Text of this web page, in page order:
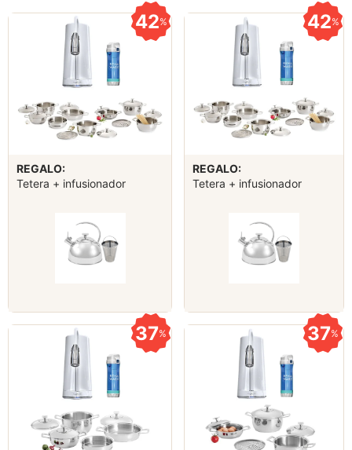
42%
REGALO:
Tetera + infusionador
42%
REGALO:
Tetera + infusionador
37% 37%